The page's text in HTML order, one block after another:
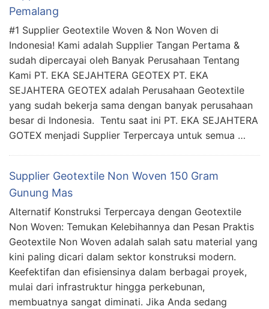
Pemalang
#1 Supplier Geotextile Woven & Non Woven di
Indonesia! Kami adalah Supplier Tangan Pertama &
sudah dipercayai oleh Banyak Perusahaan Tentang
Kami PT. EKA SEJAHTERA GEOTEX PT. EKA
SEJAHTERA GEOTEX adalah Perusahaan Geotextile
yang sudah bekerja sama dengan banyak perusahaan
besar di Indonesia. Tentu saat ini PT. EKA SEJAHTERA
GOTEX menjadi Supplier Terpercaya untuk semua …
Supplier Geotextile Non Woven 150 Gram
Gunung Mas
Alternatif Konstruksi Terpercaya dengan Geotextile
Non Woven: Temukan Kelebihannya dan Pesan Praktis
Geotextile Non Woven adalah salah satu material yang
kini paling dicari dalam sektor konstruksi modern.
Keefektifan dan efisiensinya dalam berbagai proyek,
mulai dari infrastruktur hingga perkebunan,
membuatnya sangat diminati. Jika Anda sedang